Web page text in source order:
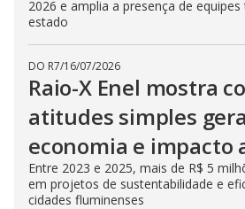
2026 e amplia a presença de
estado
DO R7/16/07/2026
Raio-X Enel mostra
atitudes simples
economia e impacto
Entre 2023 e 2025, mais de R$ 5
em projetos de sustentabilidade e
cidades fluminenses